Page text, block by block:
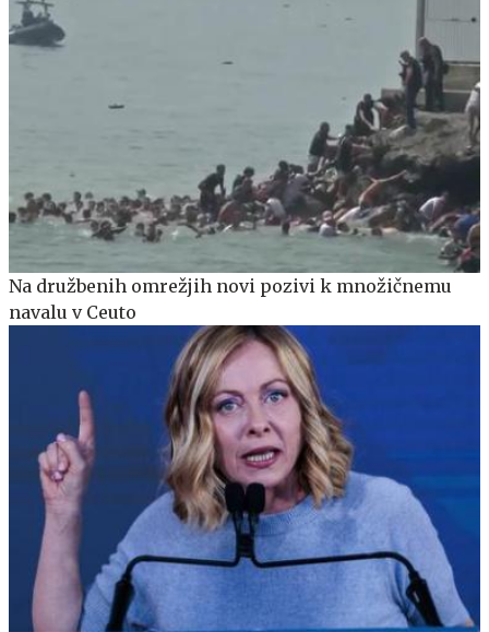
Na družbenih omrežjih novi pozivi k množičnemu
navalu v Ceuto